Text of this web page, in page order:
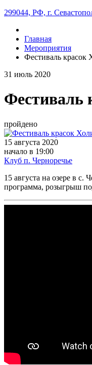
299044, РФ, г.
Главная
Мероприятия
Фестиваль красок
31 июль 2020
Фестиваль
пройдено
15 августа 2020
начало в 19:00
Клуб п. Черноречье
15 августа на озере в
программа, розыгрыш